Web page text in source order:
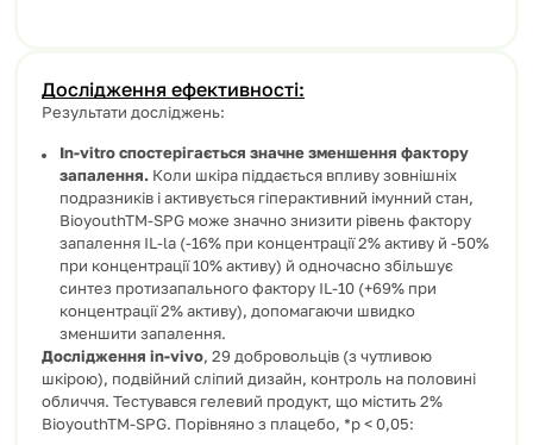
Дослідження ефективності:
Результати досліджень:
In-vitro спостерігається значне зменшення фактору
запалення. Коли шкіра піддається впливу зовнішніх
подразників і активується гіперактивний імунний стан,
BioyouthTM-SPG може значно знизити рівень фактору
запалення IL-la (-16% при концентрації 2% активу й -50%
при концентрації 10% активу) й одночасно збільшує
синтез протизапального фактору IL-10 (+69% при
концентрації 2% активу), допомагаючи швидко
зменшити запалення.
Дослідження in-vivo, 29 добровольців (з чутливою
шкірою), подвійний сліпий дизайн, контроль на половині
обличчя. Тестувався гелевий продукт, що містить 2%
BioyouthTM-SPG. Порівняно з плацебо, *p < 0,05: